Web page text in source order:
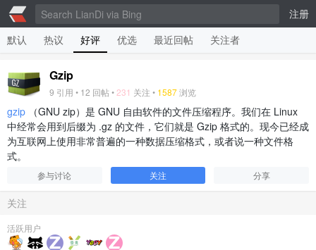
注册
默认
热议 好评 优选 最近回帖 关注者
Gzip
9 引用 • 12 回帖 • 231 关注 • 1587浏览
gzip （GNU zip）是 GNU 自由软件的文件压缩程序。我们在 Linux
中经常会用到后缀为 .gz 的文件，它们就是 Gzip 格式的。现今已经成
为互联网上使用非常普遍的一种数据压缩格式，或者说一种文件格
式。
参与讨论 关注 分享
关注
活跃用户